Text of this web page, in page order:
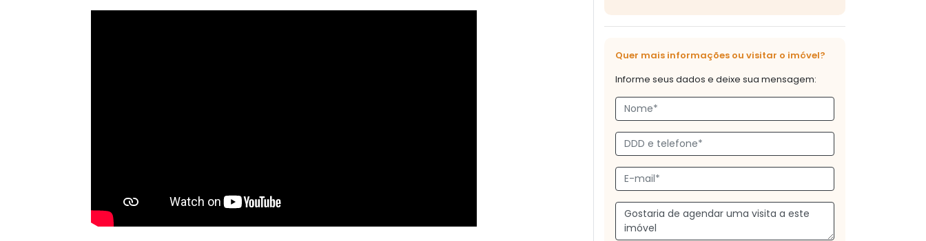
Quer mais informações ou visitar o imóvel?
Informe seus dados e deixe sua mensagem: